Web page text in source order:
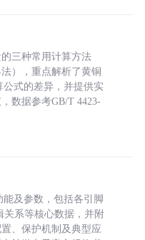
三种常用计算方法
），重点解析了黄铜
公式的差异，并提供实
数据参考GB/T 4423-
能及参数，包括各引脚
关系等核心数据，并附
、保护机制及典型应